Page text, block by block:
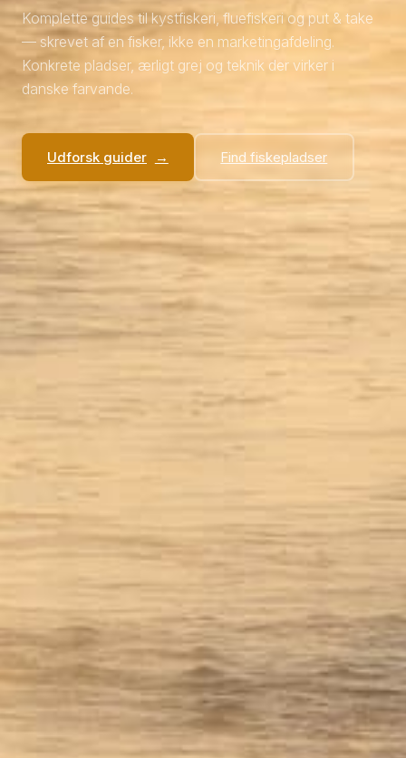
Komplette guides til kystfiskeri, fluefiskeri og put & take
— skrevet af en fisker, ikke en marketingafdeling.
Konkrete pladser, ærligt grej og teknik der virker i
danske farvande.
Udforsk guider Find fiskepladser